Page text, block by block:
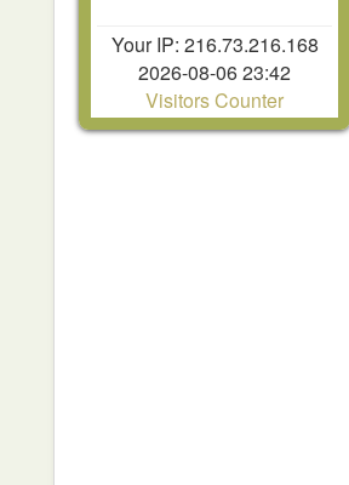
Your IP: 216.73.216.168
2026-08-06 23:42
Visitors Counter